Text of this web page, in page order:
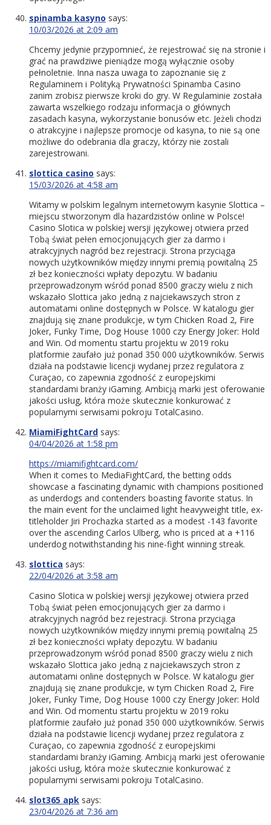
spinamba kasyno says:
10/03/2026 at 2:09 am
Chcemy jedynie przypomnieć, że rejestrować się na stronie i
grać na prawdziwe pieniądze mogą wyłącznie osoby
pełnoletnie. Inna nasza uwaga to zapoznanie się z
Regulaminem i Polityką Prywatności Spinamba Casino
zanim zrobisz pierwsze kroki do gry. W Regulaminie została
zawarta wszelkiego rodzaju informacja o głównych
zasadach kasyna, wykorzystanie bonusów etc. Jeżeli chodzi
o atrakcyjne i najlepsze promocje od kasyna, to nie są one
możliwe do odebrania dla graczy, którzy nie zostali
zarejestrowani.
slottica casino says:
15/03/2026 at 4:58 am
Witamy w polskim legalnym internetowym kasynie Slottica –
miejscu stworzonym dla hazardzistów online w Polsce!
Casino Slotica w polskiej wersji językowej otwiera przed
Tobą świat pełen emocjonujących gier za darmo i
atrakcyjnych nagród bez rejestracji. Strona przyciąga
nowych użytkowników między innymi premią powitalną 25
zł bez konieczności wpłaty depozytu. W badaniu
przeprowadzonym wśród ponad 8500 graczy wielu z nich
wskazało Slottica jako jedną z najciekawszych stron z
automatami online dostępnych w Polsce. W katalogu gier
znajdują się znane produkcje, w tym Chicken Road 2, Fire
Joker, Funky Time, Dog House 1000 czy Energy Joker: Hold
and Win. Od momentu startu projektu w 2019 roku
platformie zaufało już ponad 350 000 użytkowników. Serwis
działa na podstawie licencji wydanej przez regulatora z
Curaçao, co zapewnia zgodność z europejskimi
standardami branży iGaming. Ambicją marki jest oferowanie
jakości usług, która może skutecznie konkurować z
popularnymi serwisami pokroju TotalCasino.
MiamiFightCard says:
04/04/2026 at 1:58 pm
https://miamifightcard.com/
When it comes to MediaFightCard, the betting odds
showcase a fascinating dynamic with champions positioned
as underdogs and contenders boasting favorite status. In
the main event for the unclaimed light heavyweight title, ex-
titleholder Jiri Prochazka started as a modest -143 favorite
over the ascending Carlos Ulberg, who is priced at a +116
underdog notwithstanding his nine-fight winning streak.
slottica says:
22/04/2026 at 3:58 am
Casino Slotica w polskiej wersji językowej otwiera przed
Tobą świat pełen emocjonujących gier za darmo i
atrakcyjnych nagród bez rejestracji. Strona przyciąga
nowych użytkowników między innymi premią powitalną 25
zł bez konieczności wpłaty depozytu. W badaniu
przeprowadzonym wśród ponad 8500 graczy wielu z nich
wskazało Slottica jako jedną z najciekawszych stron z
automatami online dostępnych w Polsce. W katalogu gier
znajdują się znane produkcje, w tym Chicken Road 2, Fire
Joker, Funky Time, Dog House 1000 czy Energy Joker: Hold
and Win. Od momentu startu projektu w 2019 roku
platformie zaufało już ponad 350 000 użytkowników. Serwis
działa na podstawie licencji wydanej przez regulatora z
Curaçao, co zapewnia zgodność z europejskimi
standardami branży iGaming. Ambicją marki jest oferowanie
jakości usług, która może skutecznie konkurować z
popularnymi serwisami pokroju TotalCasino.
slot365 apk says:
23/04/2026 at 7:36 am